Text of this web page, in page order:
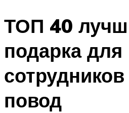
ТОП 40
подарка для
повод